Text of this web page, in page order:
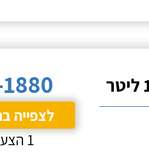
לצפייה
1 הצעות מחיר